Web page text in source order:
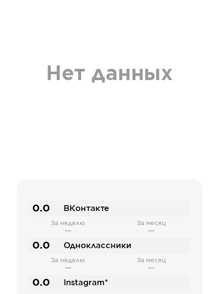
Нет данных
0.0 ВКонтакте
За неделю
—
За месяц
—
0.0 Одноклассники
За неделю
—
За месяц
—
0.0 Instagram*